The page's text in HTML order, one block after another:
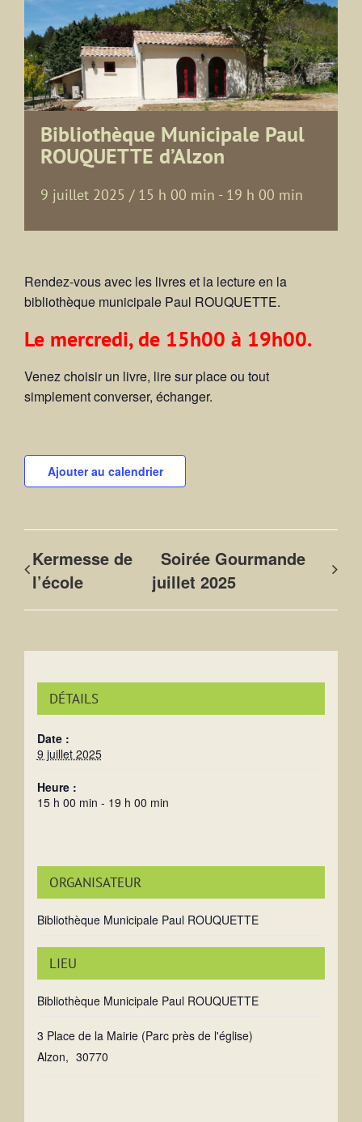
Bibliothèque Municipale Paul
ROUQUETTE d’Alzon
9 juillet 2025 / 15 h 00 min - 19 h 00 min
Rendez-vous avec les livres et la lecture en la
bibliothèque municipale Paul ROUQUETTE.
Le mercredi, de 15h00 à 19h00.
Venez choisir un livre, lire sur place ou tout
simplement converser, échanger.
Ajouter au calendrier
Kermesse de
l’école
Soirée Gourmande
juillet 2025
DÉTAILS
Date :
9 juillet 2025
Heure :
15 h 00 min - 19 h 00 min
LIEU
Bibliothèque Municipale Paul ROUQUETTE
3 Place de la Mairie (Parc près de l'église)
Alzon, 30770
ORGANISATEUR
Bibliothèque Municipale Paul ROUQUETTE